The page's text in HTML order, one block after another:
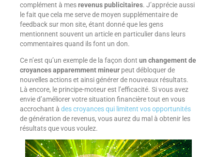
complément à mesrevenus publicitaires. J’apprécie aussi
le fait que cela me serve de moyen supplémentaire de
feedback sur mon site, étant donné que les gens
mentionnent souvent un article en particulier dans leurs
commentaires quand ils font un don.
Ce n’est qu’un exemple de la façon dont un changement de
croyances apparemment mineurpeut débloquer de
nouvelles actions et ainsi générer de nouveaux résultats.
Là encore, le principe-moteur est l’efficacité. Si vous avez
envie d’améliorer votre situation financière tout en vous
accrochant à des croyances qui limitent vos opportunités
de génération de revenus, vous aurez du mal à obtenir les
résultats que vous voulez.